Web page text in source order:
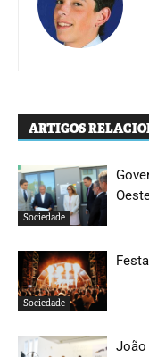
ARTIGOS
Sociedade
Sociedade
João